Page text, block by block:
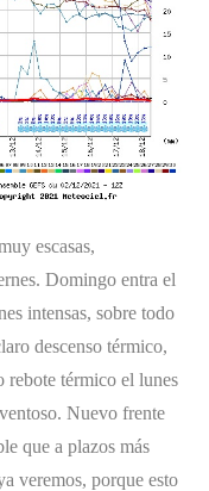
escasas,
Domingo entra el
intensas, sobre todo
descenso térmico,
rebote térmico el lunes
Nuevo frente
que a plazos más
veremos, porque esto